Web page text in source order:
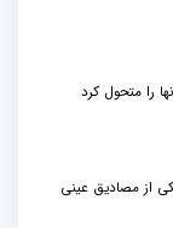
را متحول کرد
از مصادیق عینی